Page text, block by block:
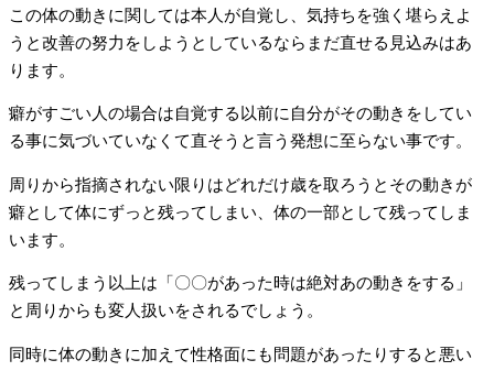
この体の動きに関しては本人が自覚し、気持ちを強く堪らえよ
うと改善の努力をしようとしているならまだ直せる見込みはあ
ります。
癖がすごい人の場合は自覚する以前に自分がその動きをしてい
る事に気づいていなくて直そうと言う発想に至らない事です。
周りから指摘されない限りはどれだけ歳を取ろうとその動きが
癖として体にずっと残ってしまい、体の一部として残ってしま
います。
残ってしまう以上は「〇〇があった時は絶対あの動きをする」
と周りからも変人扱いをされるでしょう。
同時に体の動きに加えて性格面にも問題があったりすると悪い